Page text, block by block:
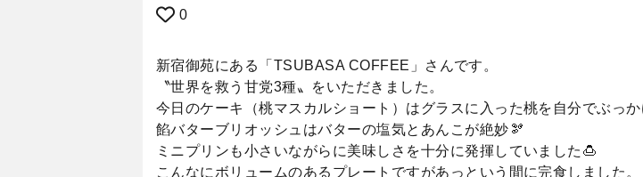
0
新宿御苑にある「TSUBASA COFFEE」さんです。
〝世界を救う甘党3種〟をいただきました。
今日のケーキ（桃マスカルショート）はグラスに入った桃を自分でぶっ
餡バターブリオッシュはバターの塩気とあんこが絶妙🫘
ミニプリンも小さいながらに美味しさを十分に発揮していました🍮
こんなにボリュームのあるプレートですがあっという間に完食しました。